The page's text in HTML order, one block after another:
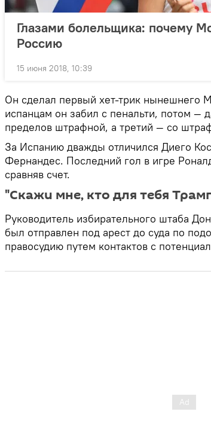
Глазами болельщика: почему
Россию
15 июня 2018, 10:39
Он сделал первый хет-трик нынешнего
испанцам он забил с пенальти, потом —
пределов штрафной, а третий — со
За Испанию дважды отличился Диего
Фернандес. Последний гол в игре
сравняв счет.
"Скажи мне, кто для тебя
Руководитель избирательного штаба
был отправлен под арест до суда по
правосудию путем контактов с